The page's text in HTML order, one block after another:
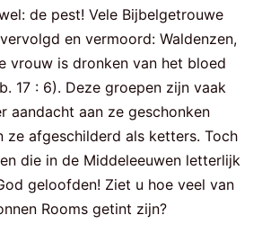
de pest! Vele Bijbelgetrouwe
en vermoord: Waldenzen,
vrouw is dronken van het bloed
17 : 6). Deze groepen zijn vaak
aandacht aan ze geschonken
ze afgeschilderd als ketters. Toch
die in de Middeleeuwen letterlijk
geloofden! Ziet u hoe veel van
Rooms getint zijn?